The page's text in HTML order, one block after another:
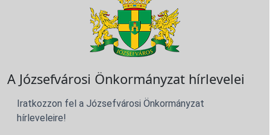
A Józsefvárosi Önkormányzat hírlevelei
Iratkozzon fel a Józsefvárosi Önkormányzat
hírleveleire!